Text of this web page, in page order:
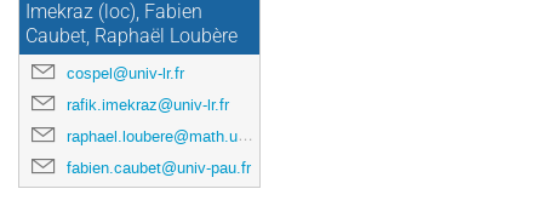
Imekraz (loc), Fabien
Caubet, Raphaël Loubère
cospel@univ-lr.fr
rafik.imekraz@univ-lr.fr
raphael.loubere@math.u-bordeaux.fr
fabien.caubet@univ-pau.fr